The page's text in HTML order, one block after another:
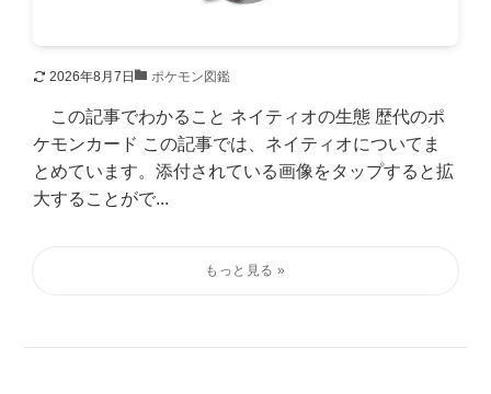
2026年8月7日 ポケモン図鑑
この記事でわかること ネイティオの生態 歴代のポ
ケモンカード この記事では、ネイティオについてま
とめています。添付されている画像をタップすると拡
大することがで...